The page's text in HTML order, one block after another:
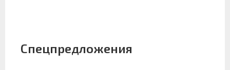
Спецпредложения